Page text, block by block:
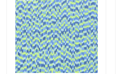
उत्पाद
वीडियो
हमारे बारे में